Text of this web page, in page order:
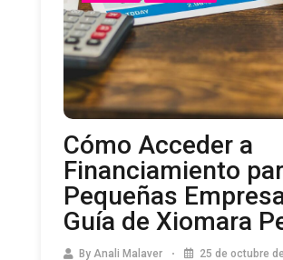
Cómo Acceder a
Financiamiento
Pequeñas
Guía de Xiomara
By Anali Malaver
25 de octubre